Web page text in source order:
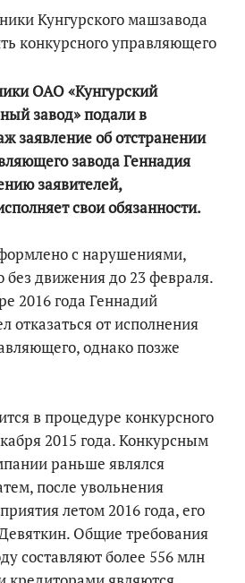
ОАО «Кунгурский
завод» подали в
заявление об отстранении
завода Геннадия
заявителей,
свои обязанности.
с нарушениями,
без движения до 23 февраля.
2016 года Геннадий
отказаться от исполнения
однако позже
в процедуре конкурсного
2015 года. Конкурсным
раньше являлся
после увольнения
летом 2016 года, его
Общие требования
составляют более 556 млн